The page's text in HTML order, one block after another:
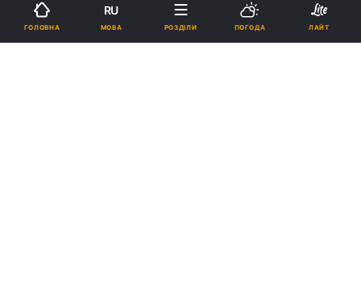
ГОЛОВНА
RU
МОВА РОЗДІЛИ ПОГОДА ЛАЙТ